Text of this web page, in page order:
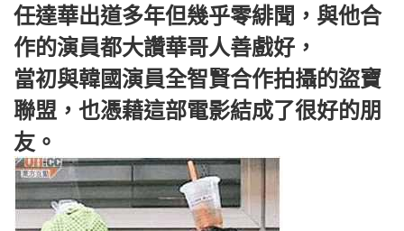
任達華出道多年但幾乎零緋聞，與他合
作的演員都大讚華哥人善戲好，
當初與韓國演員全智賢合作拍攝的盜寶
聯盟，也憑藉這部電影結成了很好的朋
友。